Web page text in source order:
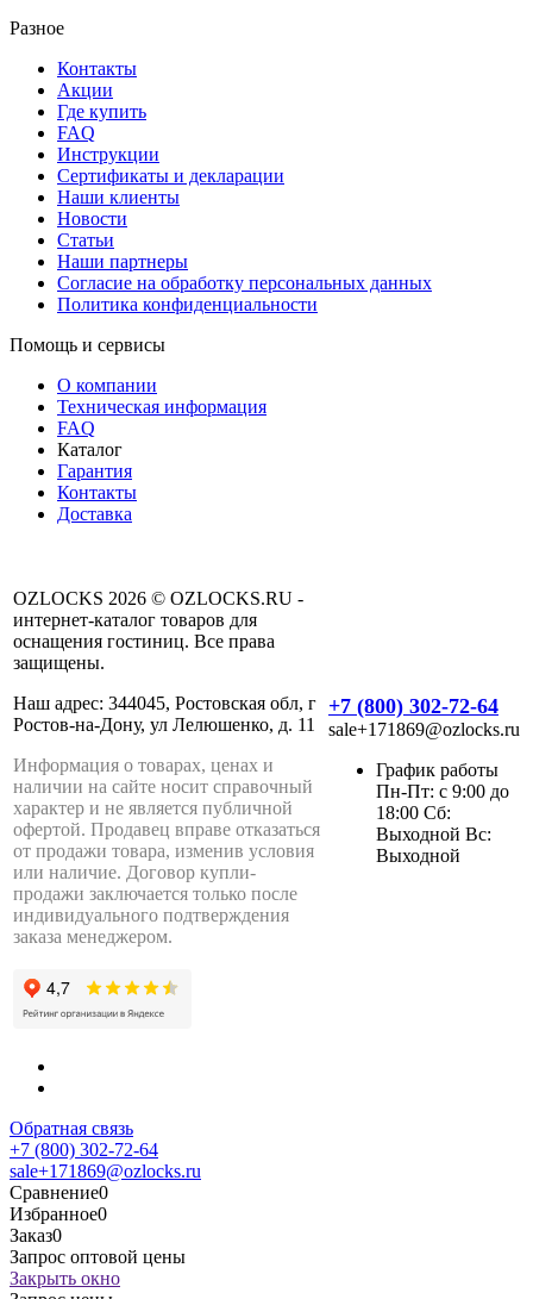
Разное
Контакты
Акции
Где купить
FAQ
Инструкции
Сертификаты и декларации
Наши клиенты
Новости
Статьи
Наши партнеры
Согласие на обработку персональных данных
Политика конфиденциальности
Помощь и сервисы
О компании
Техническая информация
FAQ
Каталог
Гарантия
Контакты
Доставка
OZLOCKS 2026 © OZLOCKS.RU -
интернет-каталог товаров для
оснащения гостиниц. Все права
защищены.
Наш адрес: 344045, Ростовская обл, г
Ростов-на-Дону, ул Лелюшенко, д. 11
Информация о товарах, ценах и
наличии на сайте носит справочный
характер и не является публичной
офертой. Продавец вправе отказаться
от продажи товара, изменив условия
или наличие. Договор купли-
продажи заключается только после
индивидуального подтверждения
заказа менеджером.
+7 (800) 302-72-64
sale+171869@ozlocks.ru
График работы
Пн-Пт: с 9:00 до
18:00 Сб:
Выходной Вс:
Выходной
Обратная связь
+7 (800) 302-72-64
sale+171869@ozlocks.ru
Сравнение0
Избранное0
Заказ0
Запрос оптовой цены
Закрыть окно